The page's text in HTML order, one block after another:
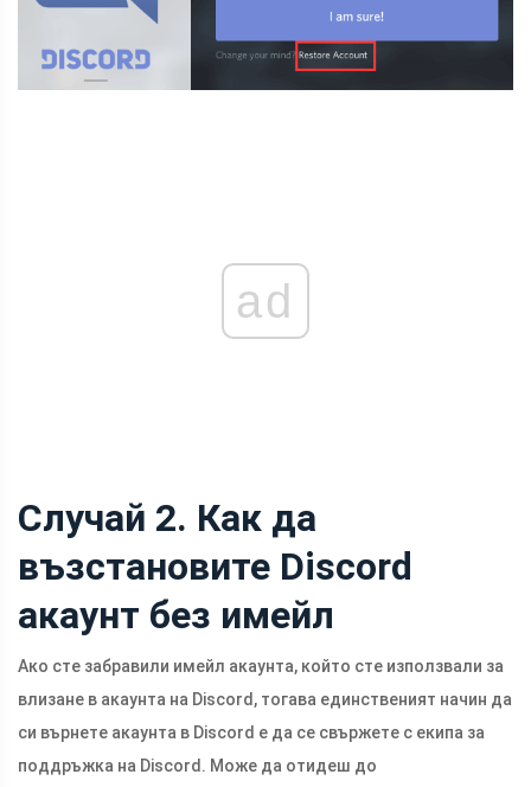
ad
Случай 2. Как да
възстановите Discord
акаунт без имейл
Ако сте забравили имейл акаунта, който сте използвали за
влизане в акаунта на Discord, тогава единственият начин да
си върнете акаунта в Discord е да се свържете с екипа за
поддръжка на Discord. Може да отидеш до